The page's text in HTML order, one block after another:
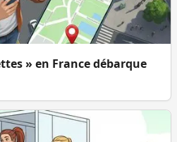
» en France débarque